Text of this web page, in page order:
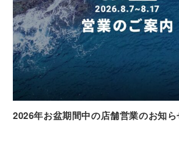
2026年お盆期間中の店舗営業のお知ら